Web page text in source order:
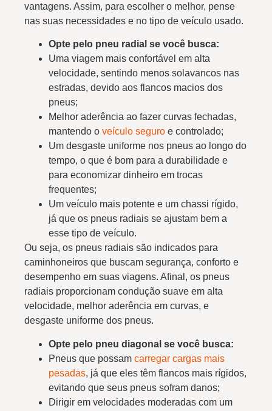
vantagens. Assim, para escolher o melhor, pense
nas suas necessidades e no tipo de veículo usado.
Opte pelo pneu radial se você busca:
Uma viagem mais confortável em alta
velocidade, sentindo menos solavancos nas
estradas, devido aos flancos macios dos
pneus;
Melhor aderência ao fazer curvas fechadas,
mantendo o veículo seguro e controlado;
Um desgaste uniforme nos pneus ao longo do
tempo, o que é bom para a durabilidade e
para economizar dinheiro em trocas
frequentes;
Um veículo mais potente e um chassi rígido,
já que os pneus radiais se ajustam bem a
esse tipo de veículo.
Ou seja, os pneus radiais são indicados para
caminhoneiros que buscam segurança, conforto e
desempenho em suas viagens. Afinal, os pneus
radiais proporcionam condução suave em alta
velocidade, melhor aderência em curvas, e
desgaste uniforme dos pneus.
Opte pelo pneu diagonal se você busca:
Pneus que possam carregar cargas mais
pesadas, já que eles têm flancos mais rígidos,
evitando que seus pneus sofram danos;
Dirigir em velocidades moderadas com um